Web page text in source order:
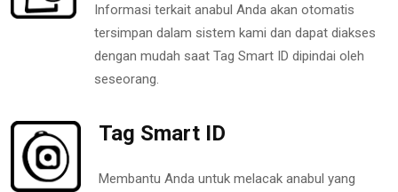
Informasi terkait anabul Anda akan otomatis
tersimpan dalam sistem kami dan dapat diakses
dengan mudah saat Tag Smart ID dipindai oleh
seseorang.
Tag Smart ID
Membantu Anda untuk melacak anabul yang